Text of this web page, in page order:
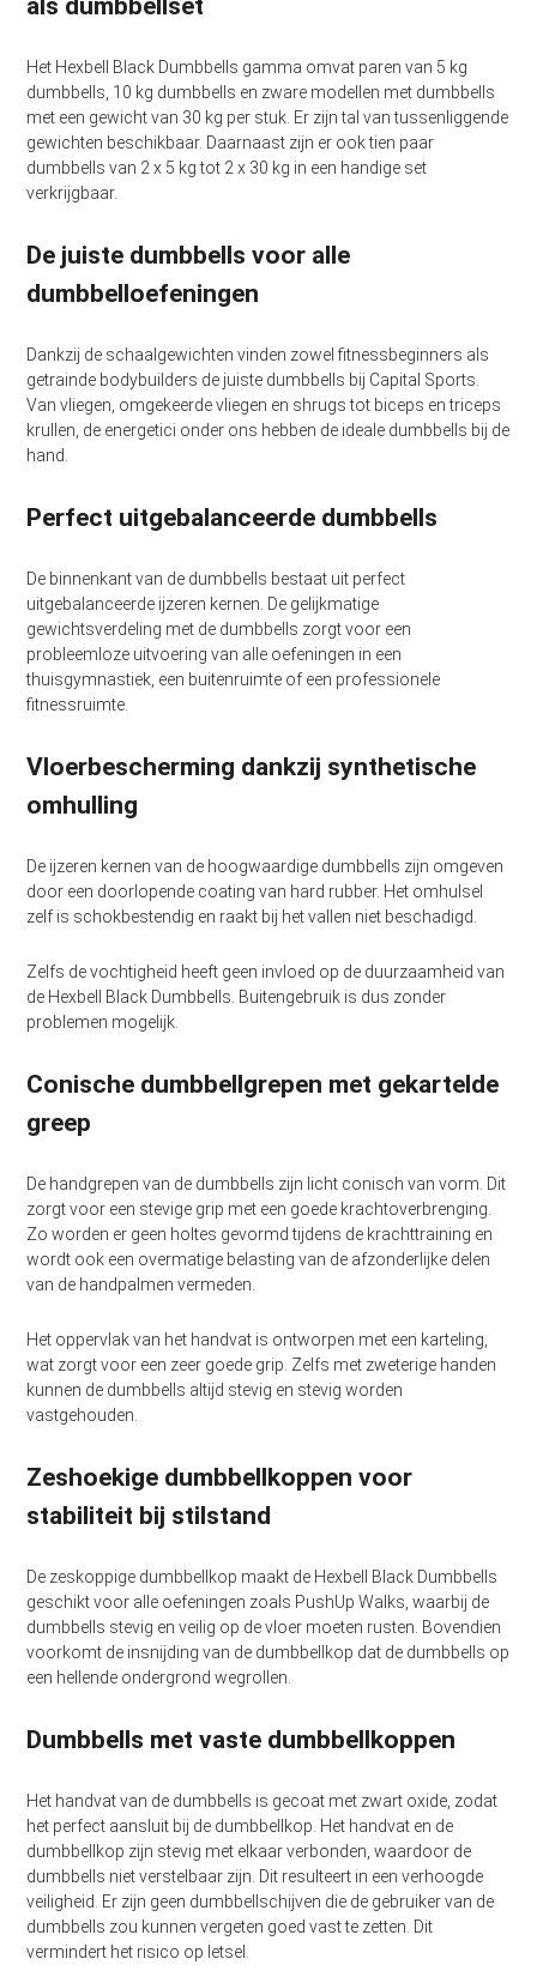
als dumbbellset
Het Hexbell Black Dumbbells gamma omvat paren van 5 kg
dumbbells, 10 kg dumbbells en zware modellen met dumbbells
met een gewicht van 30 kg per stuk. Er zijn tal van tussenliggende
gewichten beschikbaar. Daarnaast zijn er ook tien paar
dumbbells van 2 x 5 kg tot 2 x 30 kg in een handige set
verkrijgbaar.
De juiste dumbbells voor alle
dumbbelloefeningen
Dankzij de schaalgewichten vinden zowel fitnessbeginners als
getrainde bodybuilders de juiste dumbbells bij Capital Sports.
Van vliegen, omgekeerde vliegen en shrugs tot biceps en triceps
krullen, de energetici onder ons hebben de ideale dumbbells bij de
hand.
Perfect uitgebalanceerde dumbbells
De binnenkant van de dumbbells bestaat uit perfect
uitgebalanceerde ijzeren kernen. De gelijkmatige
gewichtsverdeling met de dumbbells zorgt voor een
probleemloze uitvoering van alle oefeningen in een
thuisgymnastiek, een buitenruimte of een professionele
fitnessruimte.
Vloerbescherming dankzij synthetische
omhulling
De ijzeren kernen van de hoogwaardige dumbbells zijn omgeven
door een doorlopende coating van hard rubber. Het omhulsel
zelf is schokbestendig en raakt bij het vallen niet beschadigd.
Zelfs de vochtigheid heeft geen invloed op de duurzaamheid van
de Hexbell Black Dumbbells. Buitengebruik is dus zonder
problemen mogelijk.
Conische dumbbellgrepen met gekartelde
greep
De handgrepen van de dumbbells zijn licht conisch van vorm. Dit
zorgt voor een stevige grip met een goede krachtoverbrenging.
Zo worden er geen holtes gevormd tijdens de krachttraining en
wordt ook een overmatige belasting van de afzonderlijke delen
van de handpalmen vermeden.
Het oppervlak van het handvat is ontworpen met een karteling,
wat zorgt voor een zeer goede grip. Zelfs met zweterige handen
kunnen de dumbbells altijd stevig en stevig worden
vastgehouden.
Zeshoekige dumbbellkoppen voor
stabiliteit bij stilstand
De zeskoppige dumbbellkop maakt de Hexbell Black Dumbbells
geschikt voor alle oefeningen zoals PushUp Walks, waarbij de
dumbbells stevig en veilig op de vloer moeten rusten. Bovendien
voorkomt de insnijding van de dumbbellkop dat de dumbbells op
een hellende ondergrond wegrollen.
Dumbbells met vaste dumbbellkoppen
Het handvat van de dumbbells is gecoat met zwart oxide, zodat
het perfect aansluit bij de dumbbellkop. Het handvat en de
dumbbellkop zijn stevig met elkaar verbonden, waardoor de
dumbbells niet verstelbaar zijn. Dit resulteert in een verhoogde
veiligheid. Er zijn geen dumbbellschijven die de gebruiker van de
dumbbells zou kunnen vergeten goed vast te zetten. Dit
vermindert het risico op letsel.